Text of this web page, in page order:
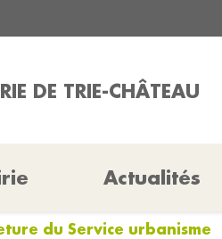
DE TRIE-CHÂTEAU
Actualités
du Service urbanisme